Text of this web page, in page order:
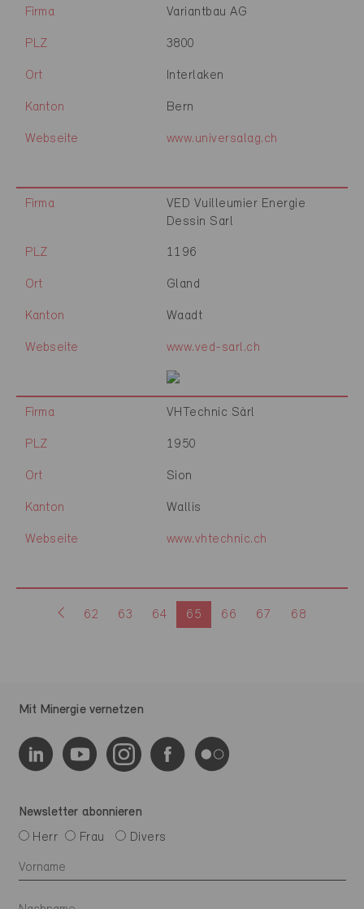
Firma Variantbau AG
PLZ 3800
Ort Interlaken
Kanton Bern
Webseite www.universalag.ch
Firma
VED Vuilleumier Energie
Dessin Sarl
PLZ 1196
Ort Gland
Kanton Waadt
Webseite www.ved-sarl.ch
Firma VHTechnic Sàrl
PLZ 1950
Ort Sion
Kanton Wallis
Webseite www.vhtechnic.ch
62 63 64 65 66 67 68
Mit Minergie vernetzen
Newsletter abonnieren
Herr
Frau Divers